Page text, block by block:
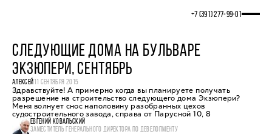
+7 (391) 277‒99‒01
СЛЕДУЮЩИЕ ДОМА НА БУЛЬВАРЕ
ЭКЗЮПЕРИ, СЕНТЯБРЬ
АЛЕКСЕЙ 11 СЕНТЯБРЯ 2015
Здравствуйте! А примерно когда вы планируете получать
разрешение на строительство следующего дома Экзюпери?
Меня волнует снос наполовину разобранных цехов
судостроительного завода, справа от Парусной 10, 8
ЕВГЕНИЙ КОВАЛЬСКИЙ
ЗАМЕСТИТЕЛЬ ГЕНЕРАЛЬНОГО ДИРЕКТОРА ПО ДЕВЕЛОПМЕНТУ